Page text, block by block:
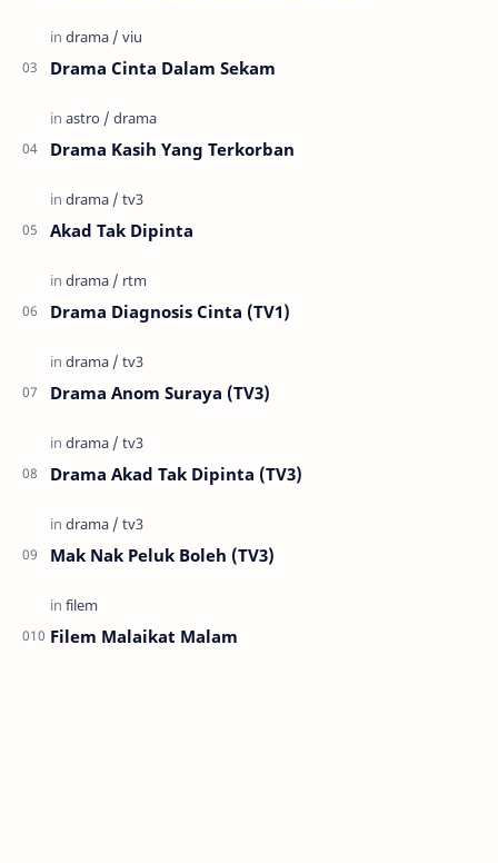
Drama Cinta Dalam Sekam
Drama Kasih Yang Terkorban
Akad Tak Dipinta
Drama Diagnosis Cinta (TV1)
Drama Anom Suraya (TV3)
Drama Akad Tak Dipinta (TV3)
Mak Nak Peluk Boleh (TV3)
Filem Malaikat Malam